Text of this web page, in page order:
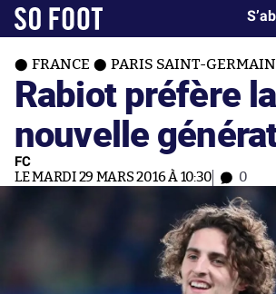
FRANCE PARIS SAINT-GERMAIN
Rabiot préfère la
nouvelle
FC
LE MARDI 29 MARS 2016 À 10:30 0